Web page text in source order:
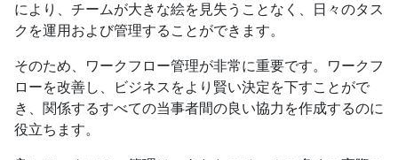
により、チームが大きな絵を見失うことなく、日々のタス
クを運用および管理することができます。
そのため、ワークフロー管理が非常に重要です。ワークフ
ローを改善し、ビジネスをより賢い決定を下すことがで
き、関係するすべての当事者間の良い協力を作成するのに
役立ちます。